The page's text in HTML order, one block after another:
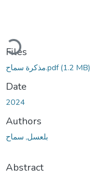
Files
مذكرة سماح.pdf(1.2 MB)
Date
2024
Authors
بلعسل, سماح
Abstract